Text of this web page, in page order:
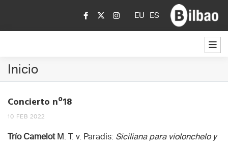
EU ES
Inicio
Concierto nº18
10 FEB 2022
Trío CamelotM. T. v. Paradis: Siciliana para violonchelo y